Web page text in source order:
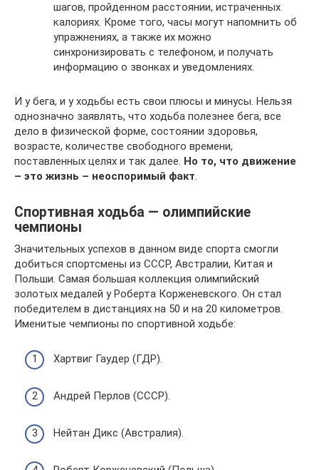
шагов, пройденном расстоянии, истраченных
калориях. Кроме того, часы могут напомнить об
упражнениях, а также их можно
синхронизировать с телефоном, и получать
информацию о звонках и уведомлениях.
И у бега, и у ходьбы есть свои плюсы и минусы. Нельзя
однозначно заявлять, что ходьба полезнее бега, все
дело в физической форме, состоянии здоровья,
возрасте, количестве свободного времени,
поставленных целях и так далее. Но то, что движение
– это жизнь – неоспоримый факт.
Спортивная ходьба — олимпийские
чемпионы
Значительных успехов в данном виде спорта смогли
добиться спортсмены из СССР, Австралии, Китая и
Польши. Самая большая коллекция олимпийский
золотых медалей у Роберта Корженевского. Он стал
победителем в дистанциях на 50 и на 20 километров.
Именитые чемпионы по спортивной ходьбе:
Хартвиг Гаудер (ГДР).
Андрей Перлов (СССР).
Нейтан Дикс (Австралия).